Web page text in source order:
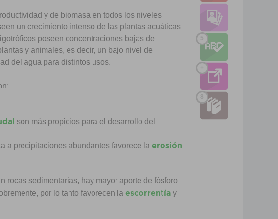
y de biomasa en todos los niveles
un crecimiento intenso de las plantas acuáticas
poseen concentraciones bajas de
y animales, es decir, un bajo nivel de
del agua para distintos usos.
son más propicios para el desarrollo del
a precipitaciones abundantes favorece la erosión
rocas sedimentarias, hay mayor aporte de fósforo
por lo tanto favorecen la escorrentíay
5
+
8